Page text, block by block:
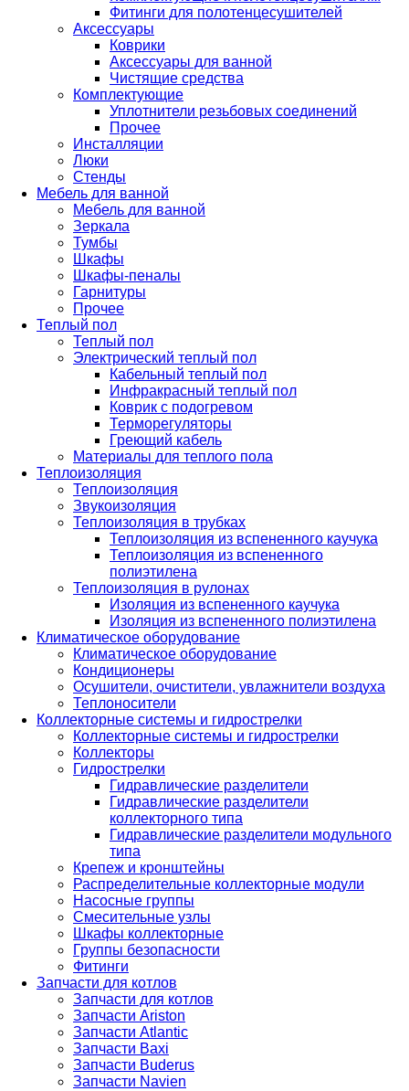
Фитинги для полотенцесушителей
Аксессуары
Коврики
Аксессуары для ванной
Чистящие средства
Комплектующие
Уплотнители резьбовых соединений
Прочее
Инсталляции
Люки
Стенды
Мебель для ванной
Мебель для ванной
Зеркала
Тумбы
Шкафы
Шкафы-пеналы
Гарнитуры
Прочее
Теплый пол
Теплый пол
Электрический теплый пол
Кабельный теплый пол
Инфракрасный теплый пол
Коврик с подогревом
Терморегуляторы
Греющий кабель
Материалы для теплого пола
Теплоизоляция
Теплоизоляция
Звукоизоляция
Теплоизоляция в трубках
Теплоизоляция из вспененного каучука
Теплоизоляция из вспененного
полиэтилена
Теплоизоляция в рулонах
Изоляция из вспененного каучука
Изоляция из вспененного полиэтилена
Климатическое оборудование
Климатическое оборудование
Кондиционеры
Осушители, очистители, увлажнители воздуха
Теплоносители
Коллекторные системы и гидрострелки
Коллекторные системы и гидрострелки
Коллекторы
Гидрострелки
Гидравлические разделители
Гидравлические разделители
коллекторного типа
Гидравлические разделители модульного
типа
Крепеж и кронштейны
Распределительные коллекторные модули
Насосные группы
Смесительные узлы
Шкафы коллекторные
Группы безопасности
Фитинги
Запчасти для котлов
Запчасти для котлов
Запчасти Ariston
Запчасти Atlantic
Запчасти Baxi
Запчасти Buderus
Запчасти Navien